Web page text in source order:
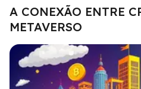
A CONEXÃO ENTRE
METAVERSO